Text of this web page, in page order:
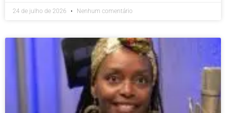
24 de julho de 2026 Nenhum comentário